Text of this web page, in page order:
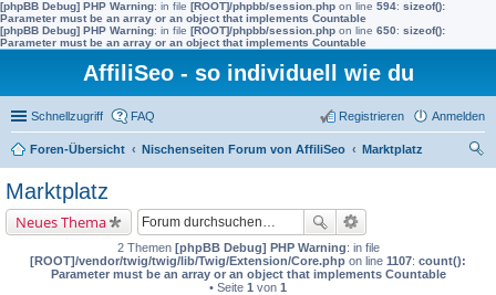
[phpBB Debug] PHP Warning: in file [ROOT]/phpbb/session.php on line 594: sizeof():
Parameter must be an array or an object that implements Countable
[phpBB Debug] PHP Warning: in file [ROOT]/phpbb/session.php on line 650: sizeof():
Parameter must be an array or an object that implements Countable
AffiliSeo - so individuell wie du
Schnellzugriff FAQ Anmelden
Registrieren
Foren-Übersicht Nischenseiten Forum von AffiliSeo
Marktplatz
Marktplatz
Neues Thema
2 Themen [phpBB Debug] PHP Warning: in file
[ROOT]/vendor/twig/twig/lib/Twig/Extension/Core.php on line 1107: count():
Parameter must be an array or an object that implements Countable
• Seite 1 von 1